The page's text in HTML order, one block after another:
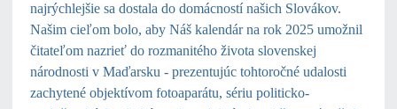
najrýchlejšie sa dostala do domácností našich Slovákov.
Našim cieľom bolo, aby Náš kalendár na rok 2025 umožnil
čitateľom nazrieť do rozmanitého života slovenskej
národnosti v Maďarsku - prezentujúc tohtoročné udalosti
zachytené objektívom fotoaparátu, sériu politicko-